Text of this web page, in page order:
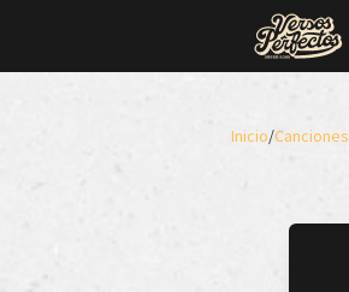
Inicio/Canciones